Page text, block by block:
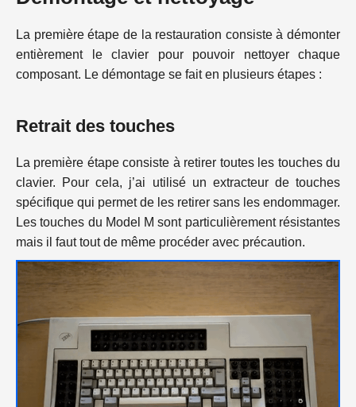
La première étape de la restauration consiste à démonter
entièrement le clavier pour pouvoir nettoyer chaque
composant. Le démontage se fait en plusieurs étapes :
Retrait des touches
La première étape consiste à retirer toutes les touches du
clavier. Pour cela, j’ai utilisé un extracteur de touches
spécifique qui permet de les retirer sans les endommager.
Les touches du Model M sont particulièrement résistantes
mais il faut tout de même procéder avec précaution.